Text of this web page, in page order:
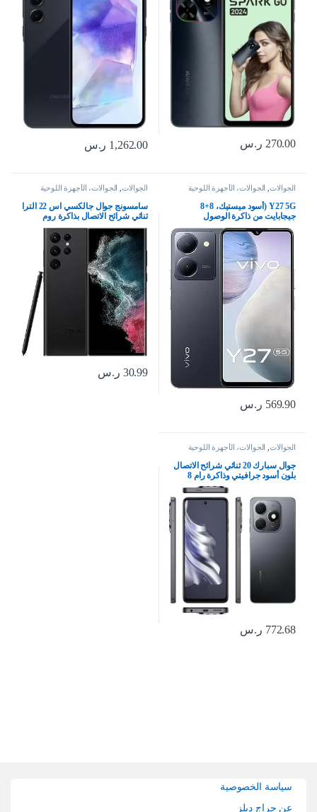
270.00 ر.س 1,262.00 ر.س
الجوالات الجوالات، الأجهزة اللوحية
وإكسسواراتها
Y27 5G (أسود ميستيك، 8+8
جيجابايت من ذاكرة الوصول
العشوائي، 256 جيجابايت) FHD+
شاشة مثقوبة | كاميرا رئيسية بورتريه
بدقة 50 ميجابكسل | سيلفي 8
ميجابكسل | شاحن فلاش بقوة 44
وات، 5000 مللي أمبير | نفك
569.90 ر.س
الجوالات الجوالات، الأجهزة اللوحية
وإكسسواراتها
سامسونج جوال جالكسي اس 22 الترا
ثنائي شرائح الاتصال بذاكرة روم
128GB وذاكرة RAM 8GB (جي اس
ام فقط | بدون سي دي ام ايه) هاتف
ذكي 5G مفتوح من المصنع (اسود
فانتوم) – اصدار عالمي
30.99 ر.س
الجوالات الجوالات، الأجهزة اللوحية
وإكسسواراتها
جوال سبارك 20 ثنائي شرائح الاتصال
بلون أسود جرافيتي وذاكرة رام 8
جيجابايت وذاكرة داخلية 256 جيجابايت
الجيل الرابع – إصدار الشرق الأوسط،
كيه جيه 5 ان
772.68 ر.س
سياسة الخصوصية
عن حراج ديلز